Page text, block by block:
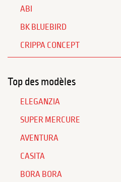
ABI
BK BLUEBIRD
CRIPPA CONCEPT
Top des modèles
ELEGANZIA
SUPER MERCURE
AVENTURA
CASITA
BORA BORA